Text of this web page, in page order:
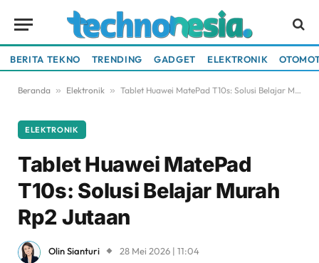
BERITA TEKNO TRENDING GADGET ELEKTRONIK
Beranda » Elektronik » Tablet Huawei MatePad T10s: Solusi Belajar Murah Rp2 Jutaan
ELEKTRONIK
Tablet Huawei MatePad
T10s: Solusi Belajar Murah
Rp2 Jutaan
Olin Sianturi 28 Mei 2026 | 11:04